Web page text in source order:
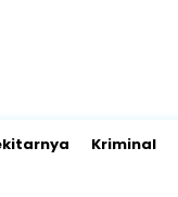
Kriminal